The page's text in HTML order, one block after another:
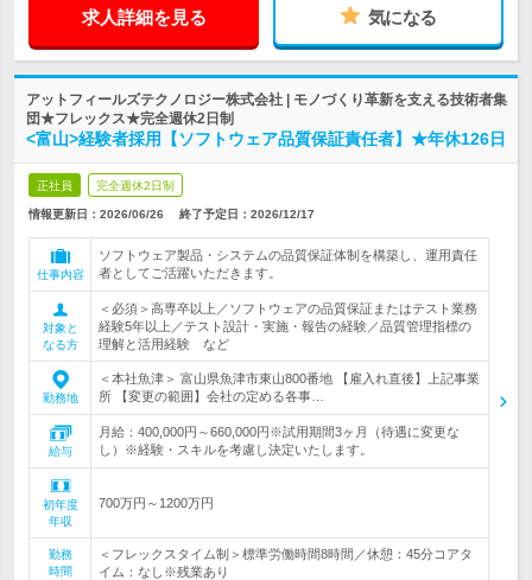
求人詳細を見る 気になる
アットフィールズテクノロジー株式会社 | モノづくり革新を支える技術者集
団★フレックス★完全週休2日制
<富山>経験者採用【ソフトウェア品質保証責任者】★年休126日
正社員 完全週休2日制
情報更新日：2026/06/26 終了予定日： 2026/12/17
仕事内容
ソフトウェア製品・システムの品質保証体制を構築し、運用責任
者としてご活躍いただきます。
対象と
なる方
＜必須＞高専卒以上／ソフトウェアの品質保証またはテスト業務
経験5年以上／テスト設計・実施・報告の経験／品質管理指標の
理解と活用経験 など
勤務地
＜本社魚津＞ 富山県魚津市東山800番地 【雇入れ直後】上記事業
所 【変更の範囲】会社の定める各事…
給与
月給：400,000円～660,000円※試用期間3ヶ月（待遇に変更な
し）※経験・スキルを考慮し決定いたします。
初年度
年収
700万円～1200万円
勤務
時間
＜フレックスタイム制＞標準労働時間8時間／休憩：45分コアタ
イム：なし※残業あり